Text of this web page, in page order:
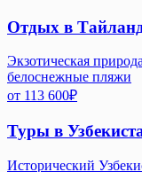
Отдых в
Экзотическая
белоснежные пляжи
от 113 600₽
Туры в
Исторический